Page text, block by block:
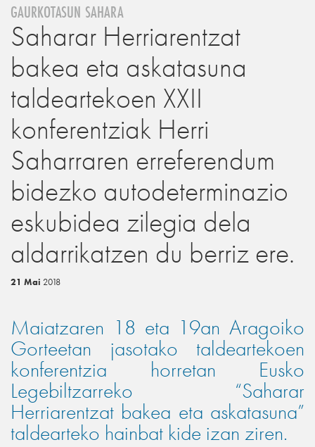
GAURKOTASUN SAHARA
Saharar Herriarentzat
bakea eta askatasuna
taldeartekoen XXII
konferentziak Herri
Saharraren erreferendum
bidezko autodeterminazio
eskubidea zilegia dela
aldarrikatzen du berriz ere.
21 Mai 2018
Maiatzaren 18 eta 19an Aragoiko
Gorteetan jasotako taldeartekoen
konferentzia horretan Eusko
Legebiltzarreko “Saharar
Herriarentzat bakea eta askatasuna”
taldearteko hainbat kide izan ziren.